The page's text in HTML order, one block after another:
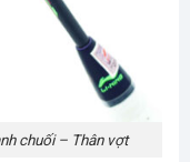
chuối – Thân vợt